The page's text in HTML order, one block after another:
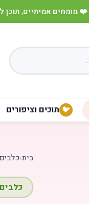
·❤️ מומחים אמיתיים, תוכן
🐦 תוכים וציפורים
בית›